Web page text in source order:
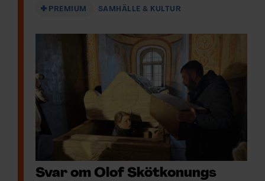
PREMIUM SAMHÄLLE & KULTUR
Svar om Olof Skötkonungs